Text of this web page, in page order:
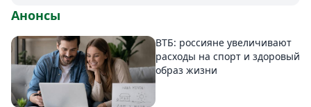
Анонсы
ВТБ: россияне увеличивают
расходы на спорт и здоровый
образ жизни